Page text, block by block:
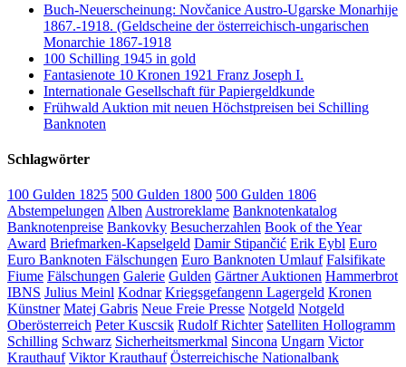
Buch-Neuerscheinung: Novčanice Austro-Ugarske Monarhije
1867.-1918. (Geldscheine der österreichisch-ungarischen
Monarchie 1867-1918
100 Schilling 1945 in gold
Fantasienote 10 Kronen 1921 Franz Joseph I.
Internationale Gesellschaft für Papiergeldkunde
Frühwald Auktion mit neuen Höchstpreisen bei Schilling
Banknoten
Schlagwörter
100 Gulden 1825 500 Gulden 1800 500 Gulden 1806
Abstempelungen Alben Austroreklame Banknotenkatalog
Banknotenpreise Bankovky Besucherzahlen Book of the Year
Award Briefmarken-Kapselgeld Damir Stipančić Erik Eybl Euro
Euro Banknoten Fälschungen Euro Banknoten Umlauf Falsifikate
Fiume Fälschungen Galerie Gulden Gärtner Auktionen Hammerbrot
IBNS Julius Meinl Kodnar Kriegsgefangenn Lagergeld Kronen
Künstner Matej Gabris Neue Freie Presse Notgeld Notgeld
Oberösterreich Peter Kuscsik Rudolf Richter Satelliten Hollogramm
Schilling Schwarz Sicherheitsmerkmal Sincona Ungarn Victor
Krauthauf Viktor Krauthauf Österreichische Nationalbank